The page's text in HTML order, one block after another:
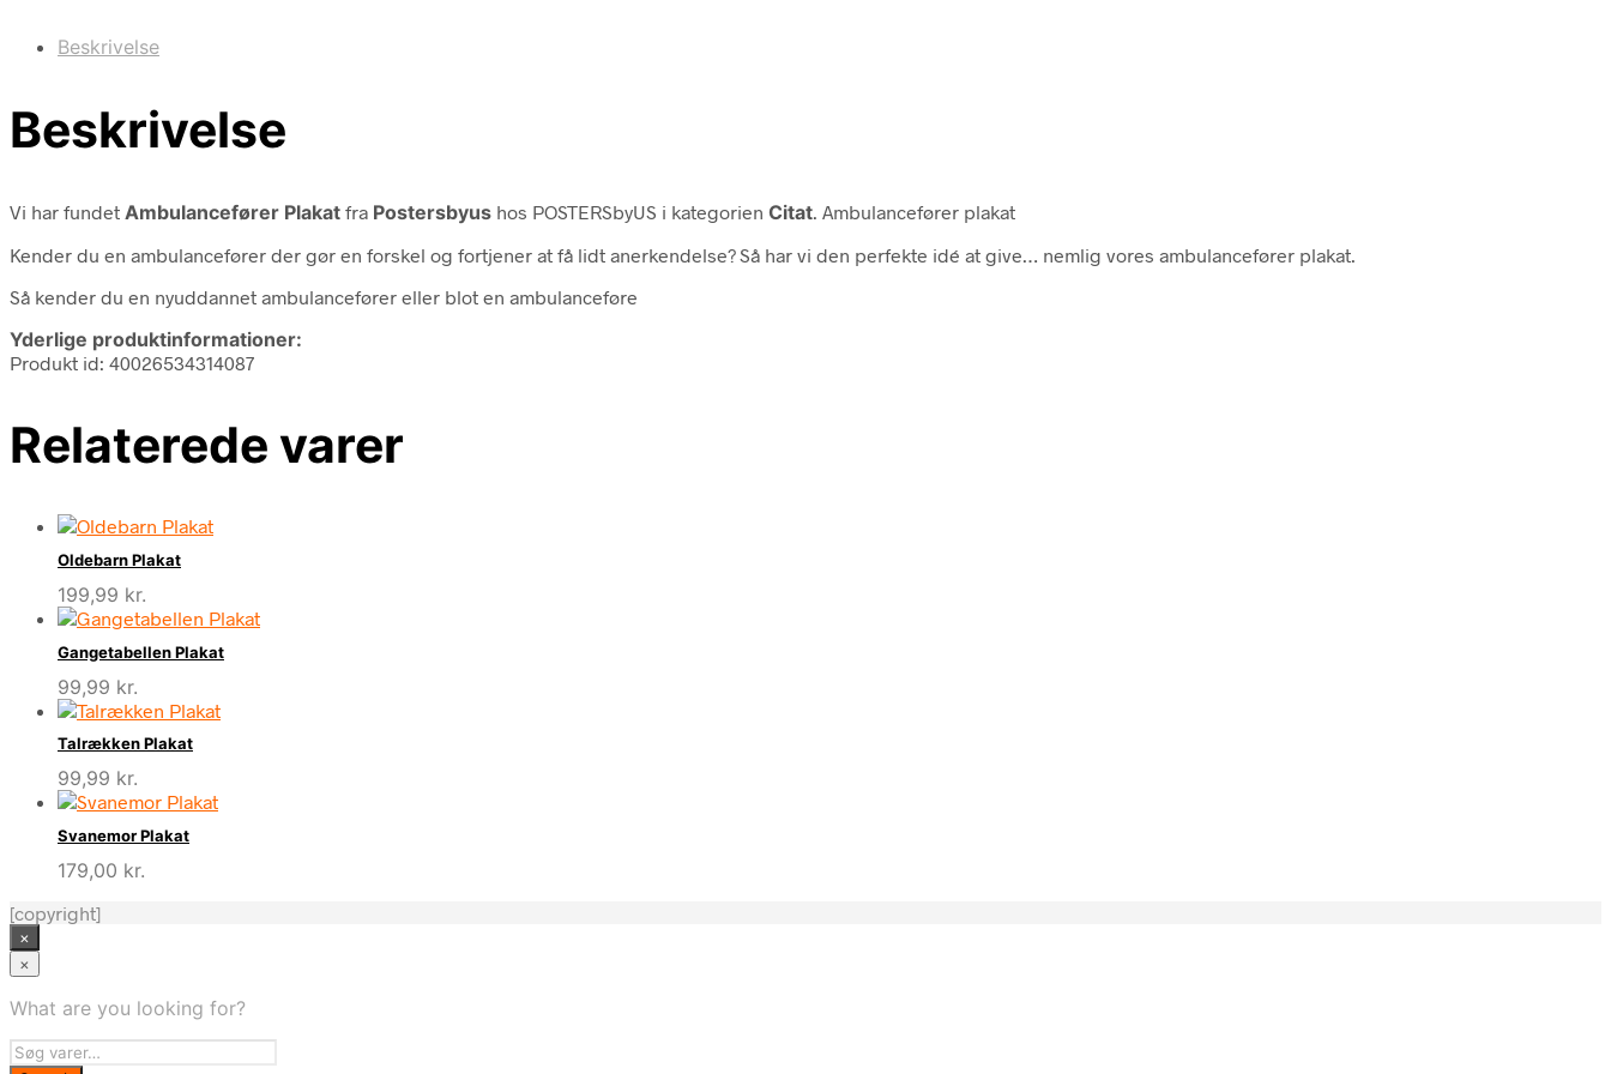
Beskrivelse
Beskrivelse
Vi har fundet Ambulancefører Plakat fra Postersbyus hos POSTERSbyUS i kategorien Citat . Ambulancefører plakat
Kender du en ambulancefører der gør en forskel og fortjener at få lidt anerkendelse? Så har vi den perfekte idé at give… nemlig vores ambulancefører plakat.
Så kender du en nyuddannet ambulancefører eller blot en ambulanceføre
Yderlige produktinformationer:
Produkt id: 40026534314087
Relaterede varer
Oldebarn Plakat
199,99 kr.
Gangetabellen Plakat
99,99 kr.
Talrækken Plakat
99,99 kr.
Svanemor Plakat
179,00 kr.
[copyright]
×
×
What are you looking for?